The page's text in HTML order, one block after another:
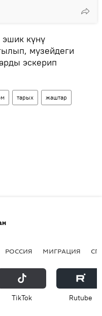
күнү
музейдеги
эскерип
тарых жаштар
РОССИЯ МИГРАЦИЯ
ТikТоk Rutube